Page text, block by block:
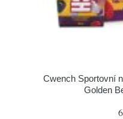
Cwench Sportovní
Golden